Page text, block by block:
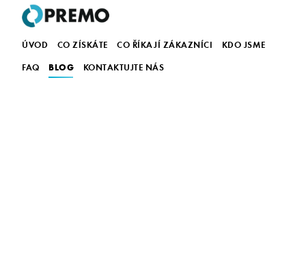
ÚVOD CO ZÍSKÁTE CO ŘÍKAJÍ ZÁKAZNÍCI KDO JSME
FAQ BLOG KONTAKTUJTE NÁS